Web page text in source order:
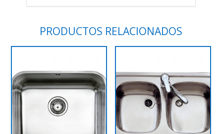
PRODUCTOS RELACIONADOS